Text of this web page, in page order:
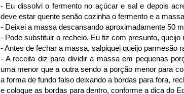
- Eu dissolvi o fermento no açúcar e sal e depois
deve estar quente senão cozinha o fermento e a
- Deixei a massa descansando aproximadamente 50
- Pode substituir o recheio. Eu fiz com presunto,
- Antes de fechar a massa, salpiquei queijo parmesão
- A receita diz para dividir a massa em pequenas
uma menor que a outra sendo a porção menor para
a forma de fundo falso deixando a bordas para fora,
e coloque as bordas para dentro, conforme a dica do